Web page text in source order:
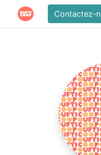
Contactez-